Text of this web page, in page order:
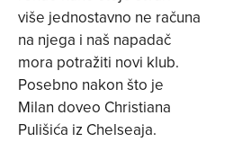
više jednostavno ne računa
na njega i naš napadač
mora potražiti novi klub.
Posebno nakon što je
Milan doveo Christiana
Pulišića iz Chelseaja.